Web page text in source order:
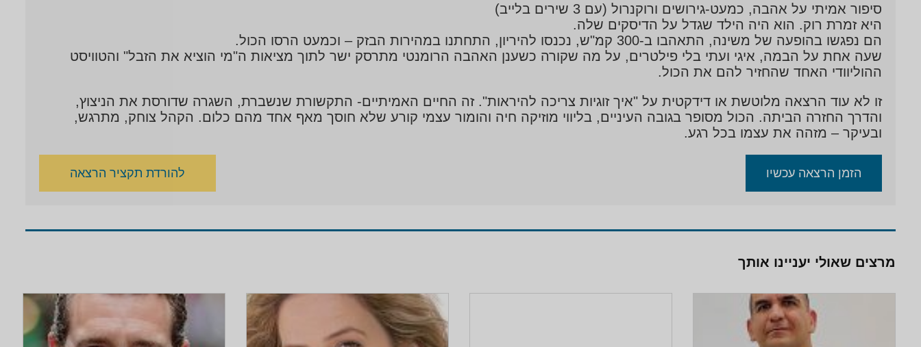
סיפור אמיתי על אהבה, כמעט-גירושים ורוקנרול (עם 3 שירים בלייב)
היא זמרת רוק. הוא היה הילד שגדל על הדיסקים שלה.
הם נפגשו בהופעה של משינה, התאהבו ב-300 קמ"ש, נכנסו להיריון, התחתנו במהירות הבזק – וכמעט הרסו הכול.
שעה אחת על הבמה, איגי ועתי בלי פילטרים, על מה שקורה כשענן האהבה הרומנטי מתרסק ישר לתוך מציאות ה"מי הוציא את הזבל" והטוויסט
ההוליוודי האחד שהחזיר להם את הכול.
זו לא עוד הרצאה מלוטשת או דידקטית על "איך זוגיות צריכה להיראות". זה החיים האמיתיים- התקשורת שנשברת, השגרה שדורסת את הניצוץ,
והדרך החזרה הביתה. הכול מסופר בגובה העיניים, בליווי מוזיקה חיה והומור עצמי קורע שלא חוסך מאף אחד מהם כלום. הקהל צוחק, מתרגש,
ובעיקר – מזהה את עצמו בכל רגע.
הזמן הרצאה עכשיו להורדת תקציר הרצאה
מרצים שאולי יעניינו אותך